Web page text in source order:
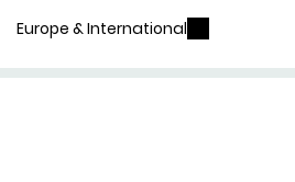
Europe & International